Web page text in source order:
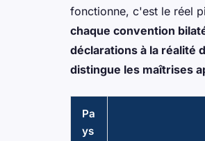
fonctionne, c'est le réel
chaque convention
déclarations à la réalité
distingue les maîtrises
Pa
ys